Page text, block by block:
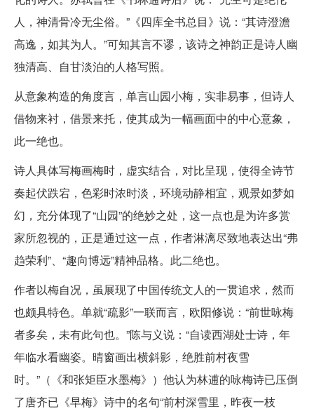
人，神清骨冷无尘俗。”《四库全书总目》说：“其诗澄澹
高逸，如其为人。”可知其言不谬，该诗之神韵正是诗人幽
独清高、自甘淡泊的人格写照。
从意象构造的角度言，单言山园小梅，实非易事，但诗人
借物来衬，借景来托，使其成为一幅画面中的中心意象，
此一绝也。
诗人具体写梅画梅时，虚实结合，对比呈现，使得全诗节
奏起伏跌宕，色彩时浓时淡，环境动静相宜，观景如梦如
幻，充分体现了“山园”的绝妙之处，这一点也是为许多赏
家所忽视的，正是通过这一点，作者淋漓尽致地表达出“弗
趋荣利”、“趣向博远”精神品格。此二绝也。
作者以梅自况，虽展现了中国传统文人的一贯追求，然而
也颇具特色。单就“疏影”一联而言，欧阳修说：“前世咏梅
者多矣，未有此句也。”陈与义说：“自读西湖处士诗，年
年临水看幽姿。晴窗画出横斜影，绝胜前村夜雪
时。”（《和张矩臣水墨梅》）他认为林逋的咏梅诗已压倒
了唐齐已《早梅》诗中的名句“前村深雪里，昨夜一枝